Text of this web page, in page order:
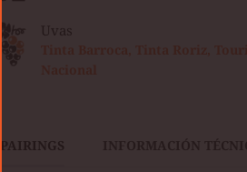
Uvas
PAIRINGS